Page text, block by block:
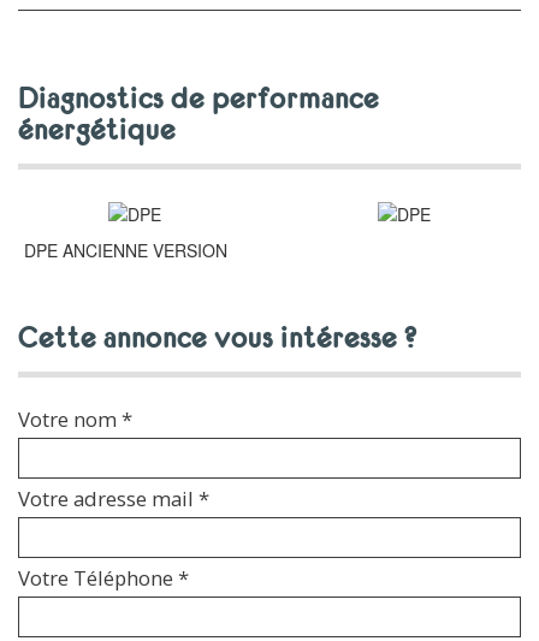
diagnostics de performance
énergétique
DPE ANCIENNE VERSION
cette annonce vous intéresse ?
Votre nom *
Votre adresse mail *
Votre Téléphone *